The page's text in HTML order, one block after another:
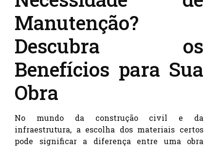
Manutenção?
Descubra os
Benefícios para Sua
Obra
No mundo da construção civil e da
infraestrutura, a escolha dos materiais certos
pode significar a diferença entre uma obra